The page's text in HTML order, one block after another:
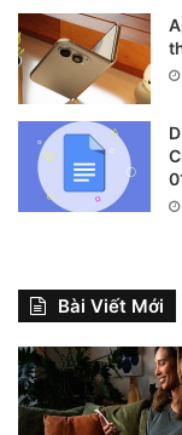
Cài đặt > Cài
chọn ứng
5. Cuộc gọi
Bài Viết Mới